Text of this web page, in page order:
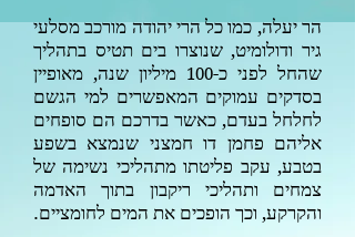
הר יעלה, כמו כל הרי יהודה מורכב מסלעי
גיר ודולומיט, שנוצרו בים תטיס בתהליך
שהחל לפני כ-100 מיליון שנה, מאופיין
בסדקים עמוקים המאפשרים למי הגשם
לחלחל בעדם, כאשר בדרכם הם סופחים
אליהם פחמן דו חמצני שנמצא בשפע
בטבע, עקב פליטתו מתהליכי נשימה של
צמחים ותהליכי ריקבון בתוך האדמה
והקרקע, וכך הופכים את המים לחומציים.